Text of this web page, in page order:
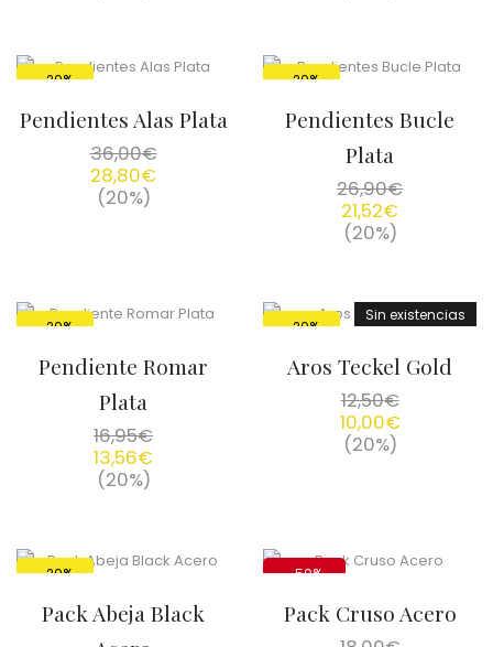
-20%
Pendientes Alas Plata
36,00€
28,80€
(20%)
-20%
Pendientes Bucle
Plata
26,90€
21,52€
(20%)
-20%
Pendiente Romar
Plata
16,95€
13,56€
(20%)
Sin existencias
-20%
Aros Teckel Gold
12,50€
10,00€
(20%)
-20%
Pack Abeja Black
-50%
Pack Cruso Acero